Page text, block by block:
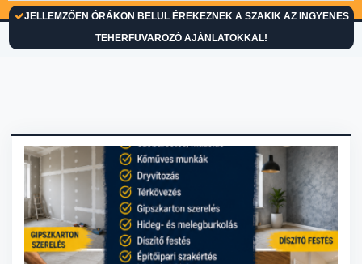
JELLEMZŐEN ÓRÁKON BELÜL ÉREKEZNEK A SZAKIK AZ INGYENES
TEHERFUVAROZÓ AJÁNLATOKKAL!